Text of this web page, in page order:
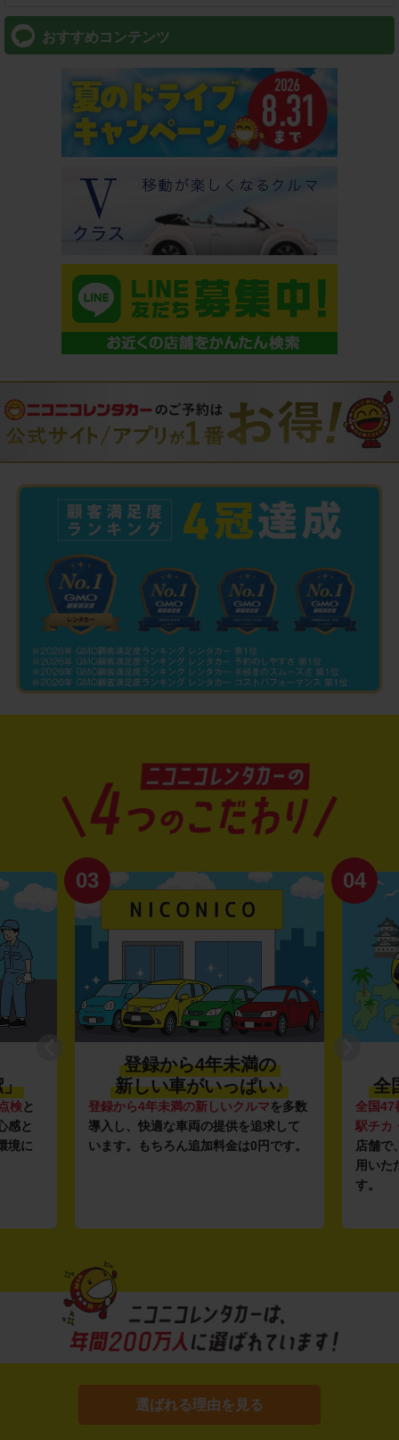
おすすめコンテンツ
」
検と
感と
境に
03
登録から4年未満の
新しい車がいっぱい♪
登録から4年未満の新しいクルマを多数
導入し、快適な車両の提供を追求して
います。もちろん追加料金は0円です。
04
全
全国47
駅チカ
店舗で
用いた
す。
選ばれる理由を見る